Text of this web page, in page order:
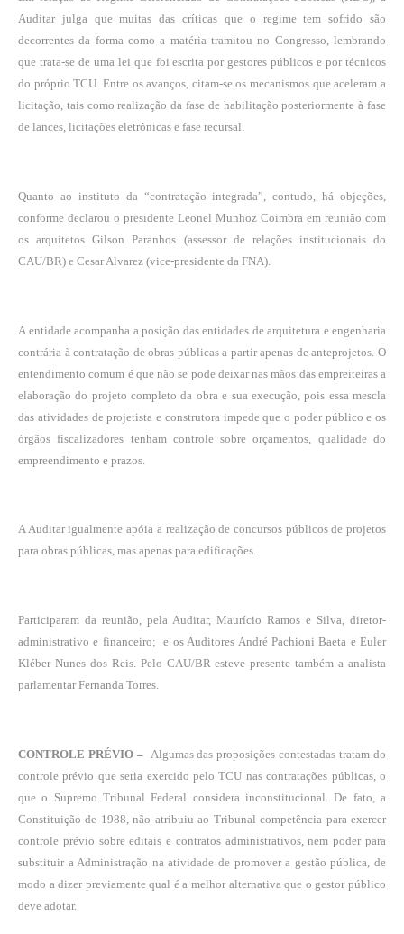
Auditar julga que muitas das críticas que o regime tem sofrido são
decorrentes da forma como a matéria tramitou no Congresso, lembrando
que trata-se de uma lei que foi escrita por gestores públicos e por técnicos
do próprio TCU. Entre os avanços, citam-se os mecanismos que aceleram a
licitação, tais como realização da fase de habilitação posteriormente à fase
de lances, licitações eletrônicas e fase recursal.
Quanto ao instituto da “contratação integrada”, contudo, há objeções,
conforme declarou o presidente Leonel Munhoz Coimbra em reunião com
os arquitetos Gilson Paranhos (assessor de relações institucionais do
CAU/BR) e Cesar Alvarez (vice-presidente da FNA).
A entidade acompanha a posição das entidades de arquitetura e engenharia
contrária à contratação de obras públicas a partir apenas de anteprojetos. O
entendimento comum é que não se pode deixar nas mãos das empreiteiras a
elaboração do projeto completo da obra e sua execução, pois essa mescla
das atividades de projetista e construtora impede que o poder público e os
órgãos fiscalizadores tenham controle sobre orçamentos, qualidade do
empreendimento e prazos.
A Auditar igualmente apóia a realização de concursos públicos de projetos
para obras públicas, mas apenas para edificações.
Participaram da reunião, pela Auditar, Maurício Ramos e Silva, diretor-
administrativo e financeiro; e os Auditores André Pachioni Baeta e Euler
Kléber Nunes dos Reis. Pelo CAU/BR esteve presente também a analista
parlamentar Fernanda Torres.
CONTROLE PRÉVIO – Algumas das proposições contestadas tratam do
controle prévio que seria exercido pelo TCU nas contratações públicas, o
que o Supremo Tribunal Federal considera inconstitucional. De fato, a
Constituição de 1988, não atribuiu ao Tribunal competência para exercer
controle prévio sobre editais e contratos administrativos, nem poder para
substituir a Administração na atividade de promover a gestão pública, de
modo a dizer previamente qual é a melhor alternativa que o gestor público
deve adotar.